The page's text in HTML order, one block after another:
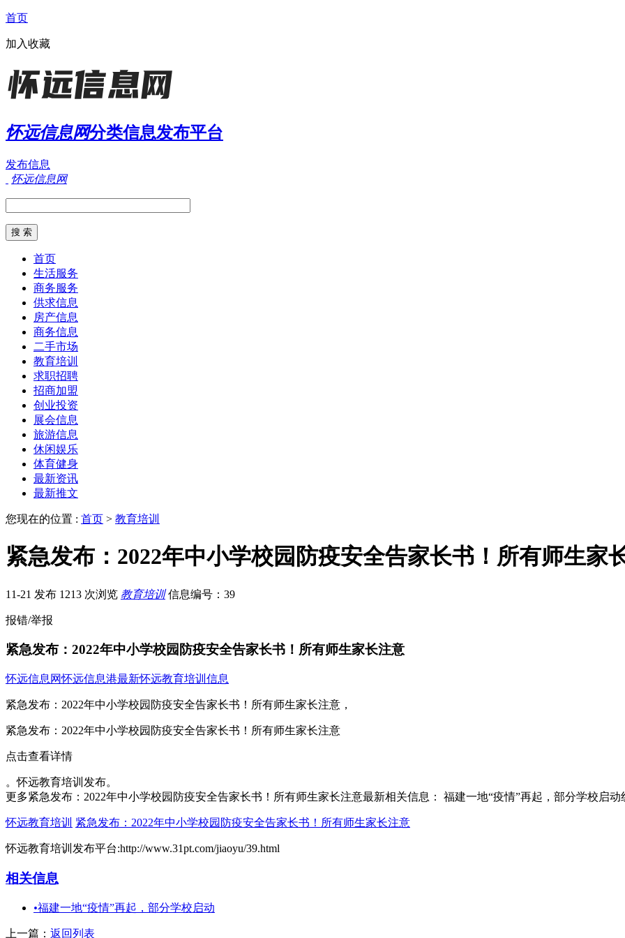
首页
加入收藏
怀远信息网分类信息发布平台
发布信息
怀远信息网
首页
生活服务
商务服务
供求信息
房产信息
商务信息
二手市场
教育培训
求职招聘
招商加盟
创业投资
展会信息
旅游信息
休闲娱乐
体育健身
最新资讯
最新推文
您现在的位置 : 首页 > 教育培训
紧急发布：2022年中小学校园防疫安全告家长书！所有师生家
11-21 发布 1213 次浏览 教育培训 信息编号：39
报错/举报
紧急发布：2022年中小学校园防疫安全告家长书！所有师生家长注意
怀远信息网怀远信息港最新怀远教育培训信息
紧急发布：2022年中小学校园防疫安全告家长书！所有师生家长注意，
紧急发布：2022年中小学校园防疫安全告家长书！所有师生家长注意
点击查看详情
。怀远教育培训发布。
更多紧急发布：2022年中小学校园防疫安全告家长书！所有师生家长注意最新相关信息： 福建一地“疫情”再起，部分学校启
怀远教育培训 紧急发布：2022年中小学校园防疫安全告家长书！所有师生家长注意
怀远教育培训发布平台:http://www.31pt.com/jiaoyu/39.html
相关信息
•福建一地“疫情”再起，部分学校启动
上一篇： 返回列表